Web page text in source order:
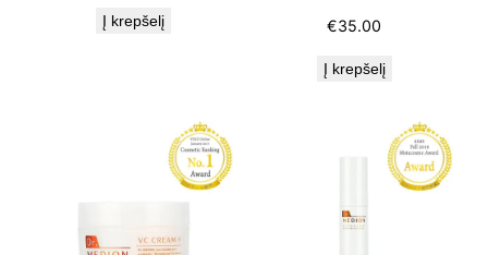
Į krepšelį €35.00
Į krepšelį